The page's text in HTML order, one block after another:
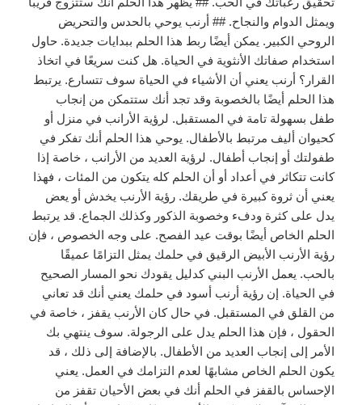
ويمثل الدوام والنجاح. ## أرنب يوحي بالحدس والتحريض
الروحي الكبير. يمكن أيضًا ربط هذا الحلم ببدايات جديدة. حاول
استخدام صفاتك الأنثوية في الحياة. هل كنت سريعًا في اتخاذ
القرار؟ أرنب يعني أن الأشياء في الحياة سوف تتسارع. يرتبط
هذا الحلم أيضًا بالخصوبة وقد تجد أنك ستتمكن من إنجاب
طفل بسهولة تامة في المستقبل. لرؤية الأرانب في منزل أو
كحيوان أليف مرتبط بالأطفال. يوحي هذا الحلم أنك تفكر في
طفولتك أو إنجاب أطفال. لرؤية العديد من الأرانب ، خاصة إذا
كانت تتكاثر في أعداد أو أن الحلم كله يتكون من المئات ، فهذا
يعني أن ثروة كبيرة في طريقك. رؤية الأرنب يخدش أو يعض
يدل على كثرة ودفء وخصوبة الذكور وكذلك الجماع. قد يرتبط
الحلم الخاص أيضًا بوقت عيد الفصح. على وجه الخصوص ، فإن
رؤية الأرنب الأبيض الرقيق في حلمك يمثل التزامًا عميقًا
بالحب. يعمل الأرنب البني كدليل يقودك نحو المسار الصحيح
في الحياة. إن رؤية أرنب أسود في حلمك يعني أنك قد تعاني
من القلق في المستقبل. في حال كان الأرنب يقفز ، خاصة في
الحقول ، فإن هذا الحلم يدل على الرجولة. سوف ينتهي بك
الأمر إلى إنجاب العديد من الأطفال. بالإضافة إلى ذلك ، قد
يكون الحلم الخاص مشابهًا لعدم التزامك في العمل. يعني
الإحساس بالقفز في الحلم أنك في بعض الأحيان تقفز من